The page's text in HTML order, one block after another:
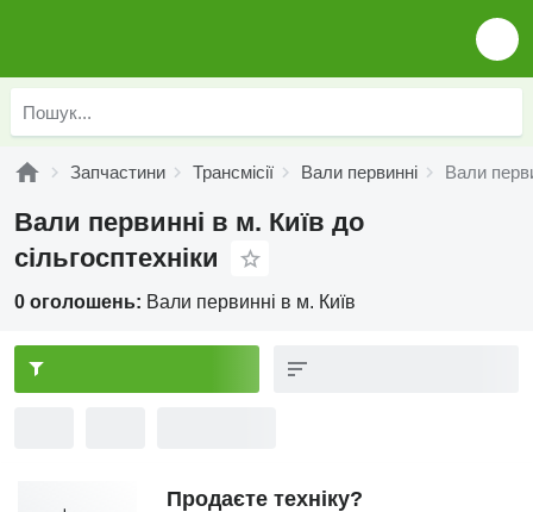
Запчастини Трансмісії Вали первинні Вали
Вали первинні в м. Київ до
сільгосптехніки
0 оголошень: Вали первинні в м. Київ
Продаєте техніку?